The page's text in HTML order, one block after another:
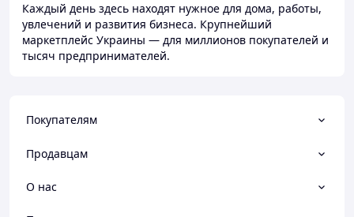
Каждый день здесь находят нужное для дома, работы,
увлечений и развития бизнеса. Крупнейший
маркетплейс Украины — для миллионов покупателей и
тысяч предпринимателей.
Покупателям
Продавцам
О нас